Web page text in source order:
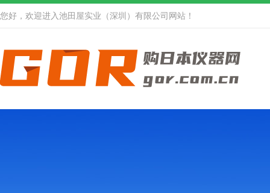
您好，欢迎进入池田屋实业（深圳）有限公司网站！